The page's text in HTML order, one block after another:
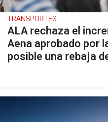
TRANSPORTES
ALA rechaza el
Aena aprobado por
posible una rebaja